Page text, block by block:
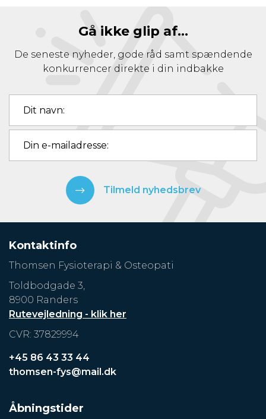
Gå ikke glip af...
De seneste nyheder, gode råd samt spændende
konkurrencer direkte i din indbakke
Tilmeld nyhedsbrev
Kontaktinfo
Thomsen Fysioterapi & Osteopati
Toldbodgade 3,
8900 Randers
Rutevejledning - klik her
CVR: 37829994
+45 86 43 33 44
thomsen-fys@mail.dk
Åbningstider